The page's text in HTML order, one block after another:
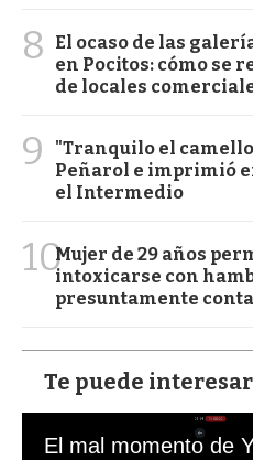
8
El ocaso de las
en Pocitos: cómo se
de locales
9
"Tranquilo el
Peñarol e imprimió
el Intermedio
10Mujer de 29 años
intoxicarse con
presuntamente
Te puede interesar